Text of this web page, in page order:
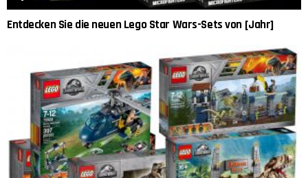
Entdecken Sie die neuen Lego Star Wars-Sets von [Jahr]